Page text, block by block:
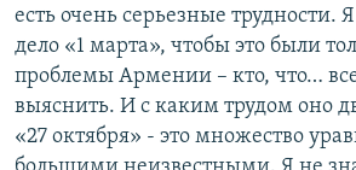
есть очень серьезные трудности.
дело «1 марта», чтобы это были
проблемы Армении – кто, что…
выяснить. И с каким трудом оно
«27 октября» - это множество